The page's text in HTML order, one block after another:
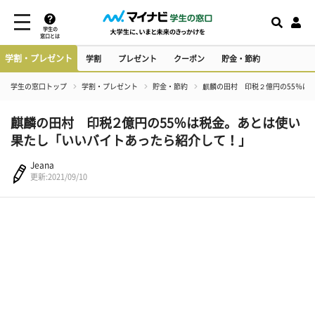
学生の
窓口とは
学割・プレゼント 学割 プレゼント クーポン 貯金・節約
学生の窓口トップ 学割・プレゼント 貯金・節約 麒麟の田村 印税２億円の55％は
麒麟の田村 印税２億円の55％は税金。あとは使い
果たし「いいバイトあったら紹介して！」
Jeana
更新:2021/09/10